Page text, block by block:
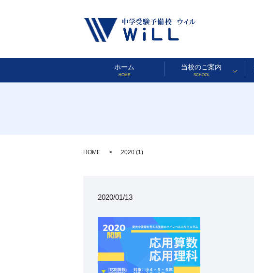
ホーム
HOME
当校のご案内
SCHOOL
HOME 2020 (1)
2020/01/13